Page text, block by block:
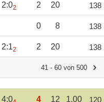
2:02 2 20 138
0 8 138
2:12 2 20 138
41 - 60 von 500
4:0 4 12 1,00 120